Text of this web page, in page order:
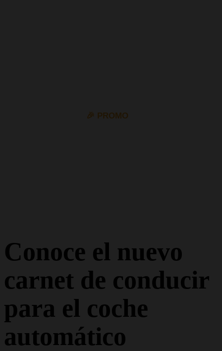
🎉 PROMO
Conoce el nuevo
carnet de conducir
para el coche
automático